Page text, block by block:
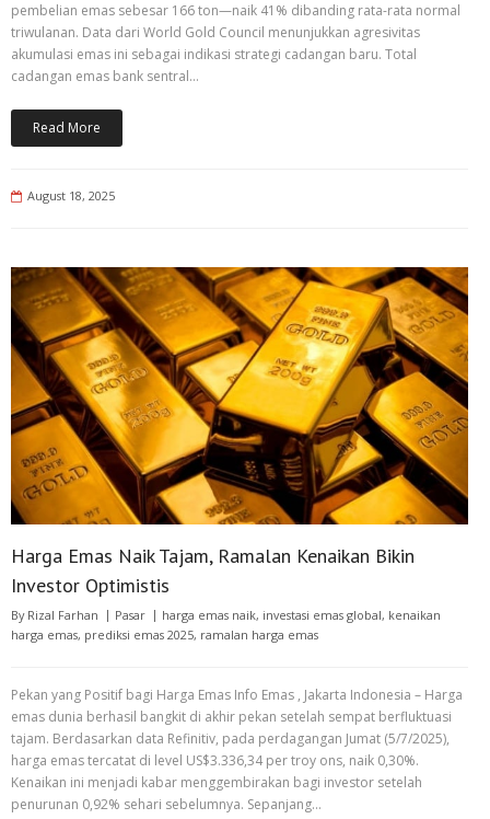
pembelian emas sebesar 166 ton—naik 41% dibanding rata-rata normal
triwulanan. Data dari World Gold Council menunjukkan agresivitas
akumulasi emas ini sebagai indikasi strategi cadangan baru. Total
cadangan emas bank sentral…
Read More
August 18, 2025
Harga Emas Naik Tajam, Ramalan Kenaikan Bikin
Investor Optimistis
By Rizal Farhan Pasar harga emas naik, investasi emas global, kenaikan
harga emas, prediksi emas 2025, ramalan harga emas
Pekan yang Positif bagi Harga Emas Info Emas , Jakarta Indonesia – Harga
emas dunia berhasil bangkit di akhir pekan setelah sempat berfluktuasi
tajam. Berdasarkan data Refinitiv, pada perdagangan Jumat (5/7/2025),
harga emas tercatat di level US$3.336,34 per troy ons, naik 0,30%.
Kenaikan ini menjadi kabar menggembirakan bagi investor setelah
penurunan 0,92% sehari sebelumnya. Sepanjang…